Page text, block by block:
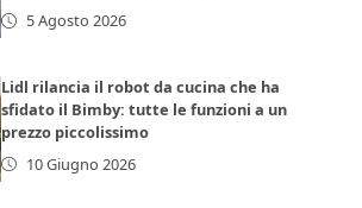
5 Agosto 2026
Lidl rilancia il robot da cucina che ha
sfidato il Bimby: tutte le funzioni a un
prezzo piccolissimo
10 Giugno 2026